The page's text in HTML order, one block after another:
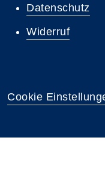
Datenschutz
Widerruf
Cookie